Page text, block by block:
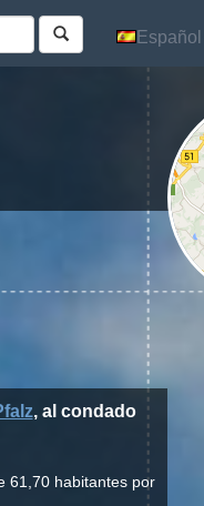
Español
, al condado
61,70 habitantes por
Español